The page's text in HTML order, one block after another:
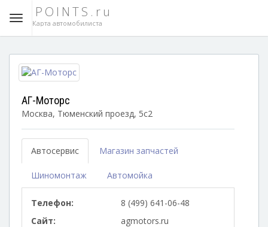
POINTS.ru
Карта автомобилиста
АГ-Моторс
Москва, Тюменский проезд, 5с2
Автосервис Магазин запчастей
Шиномонтаж Автомойка
Телефон:
8 (499) 641-06-48
Сайт:
agmotors.ru